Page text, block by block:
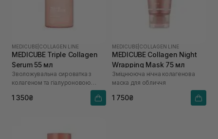
MEDICUBE COLLAGEN LINE
MEDICUBE Triple Collagen
Serum 55 мл
Зволожувальна сироватка з
колагеном та гіалуроновою
1 350₴
MEDICUBE COLLAGEN LINE
MEDICUBE Collagen Night
Wrapping Mask 75 мл
Зміцнююча нічна колагенова
маска для обличчя
1 750₴